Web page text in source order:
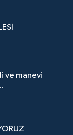
ve manevi